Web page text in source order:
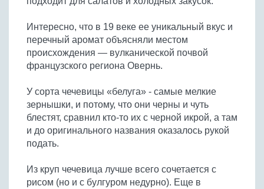
Интересно, что в 19 веке ее уникальный вкус и
перечный аромат объясняли местом
происхождения — вулканической почвой
французского региона Овернь.
У сорта чечевицы «белуга» - самые мелкие
зернышки, и потому, что они черны и чуть
блестят, сравнил кто-то их с черной икрой, а там
и до оригинального названия оказалось рукой
подать.
Из круп чечевица лучше всего сочетается с
рисом (но и с булгуром недурно). Еще в